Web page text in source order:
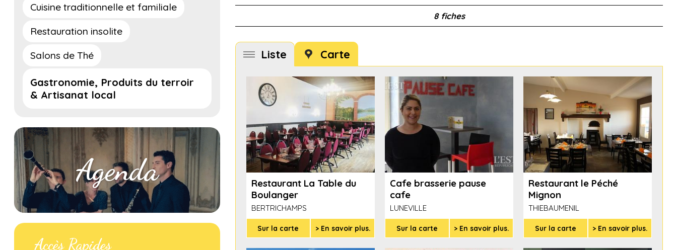
Cuisine traditionnelle et familiale
Restauration insolite
Salons de Thé
Gastronomie, Produits du terroir
& Artisanat local
Agenda
Accès Rapides
8 fiches
Liste Carte
Restaurant La Table du
Boulanger
BERTRICHAMPS
Sur la carte > En savoir plus.
Cafe brasserie pause
cafe
LUNEVILLE
Sur la carte > En savoir plus.
Restaurant le Péché
Mignon
THIEBAUMENIL
Sur la carte > En savoir plus.